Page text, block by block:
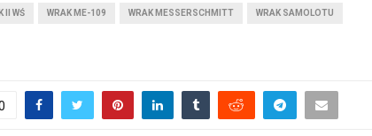
II WŚ WRAK ME-109 WRAK MESSERSCHMITT WRAK SAMOLOTU